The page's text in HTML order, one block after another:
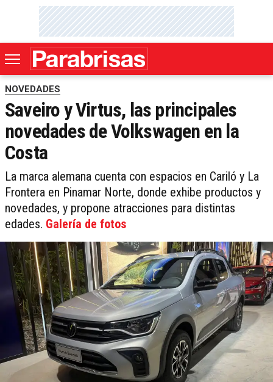
NOVEDADES
Saveiro y Virtus, las principales
novedades de Volkswagen en la
Costa
La marca alemana cuenta con espacios en Cariló y La
Frontera en Pinamar Norte, donde exhibe productos y
novedades, y propone atracciones para distintas
edades. Galería de fotos